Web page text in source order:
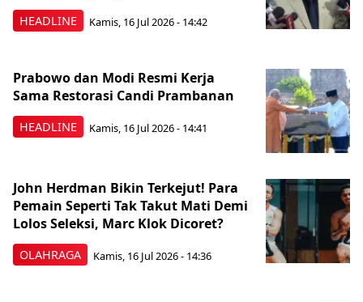
HEADLINE Kamis, 16 Jul 2026 - 14:42
HEADLINE
Prabowo dan Modi Resmi Kerja
Sama Restorasi Candi Prambanan
Kamis, 16 Jul 2026 - 14:41
OLAHRAGA
John Herdman Bikin Terkejut! Para
Pemain Seperti Tak Takut Mati Demi
Lolos Seleksi, Marc Klok Dicoret?
Kamis, 16 Jul 2026 - 14:36